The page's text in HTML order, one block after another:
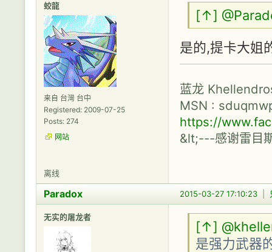
蛟龍
来自 台灣 台中
Registered: 2009-07-25
Posts: 274
网站
[↑]
是的,提卡大姐
蓝龙
MSN :
https://
&lt;---感谢雷目
离线
2015-03-27 17:10:23
Paradox
无实的屠龙者
[↑]
是强力武器